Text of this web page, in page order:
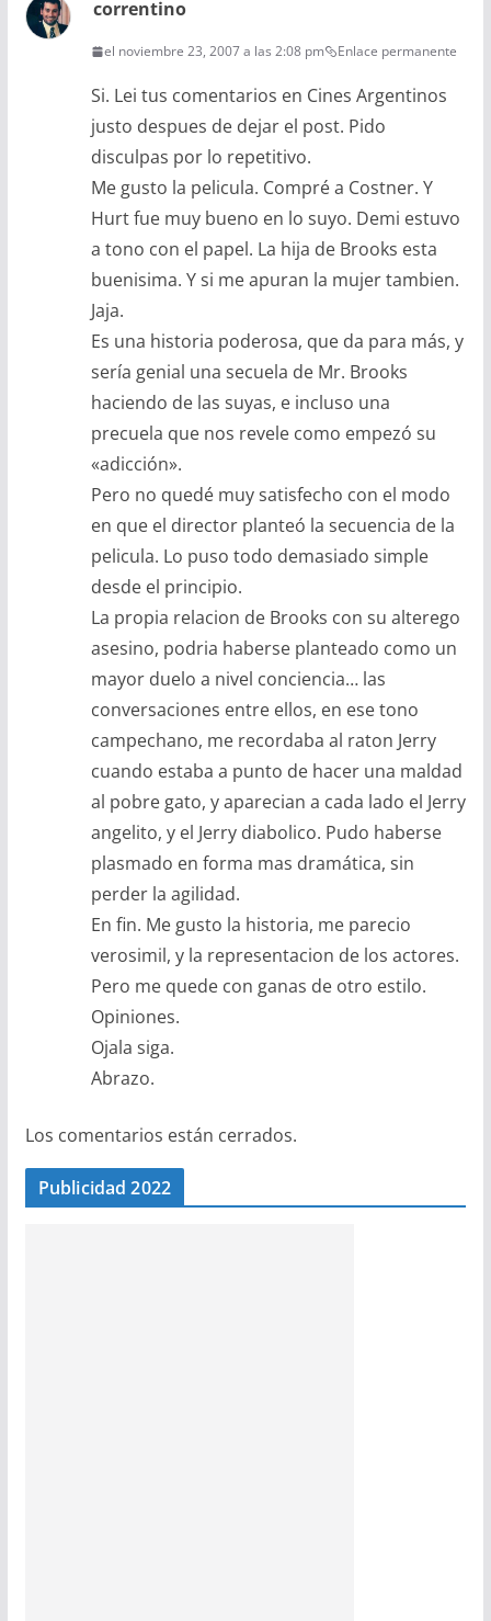
correntino
el noviembre 23, 2007 a las 2:08 pm Enlace permanente
Si. Lei tus comentarios en Cines Argentinos
justo despues de dejar el post. Pido
disculpas por lo repetitivo.
Me gusto la pelicula. Compré a Costner. Y
Hurt fue muy bueno en lo suyo. Demi estuvo
a tono con el papel. La hija de Brooks esta
buenisima. Y si me apuran la mujer tambien.
Jaja.
Es una historia poderosa, que da para más, y
sería genial una secuela de Mr. Brooks
haciendo de las suyas, e incluso una
precuela que nos revele como empezó su
«adicción».
Pero no quedé muy satisfecho con el modo
en que el director planteó la secuencia de la
pelicula. Lo puso todo demasiado simple
desde el principio.
La propia relacion de Brooks con su alterego
asesino, podria haberse planteado como un
mayor duelo a nivel conciencia… las
conversaciones entre ellos, en ese tono
campechano, me recordaba al raton Jerry
cuando estaba a punto de hacer una maldad
al pobre gato, y aparecian a cada lado el Jerry
angelito, y el Jerry diabolico. Pudo haberse
plasmado en forma mas dramática, sin
perder la agilidad.
En fin. Me gusto la historia, me parecio
verosimil, y la representacion de los actores.
Pero me quede con ganas de otro estilo.
Opiniones.
Ojala siga.
Abrazo.
Los comentarios están cerrados.
Publicidad 2022